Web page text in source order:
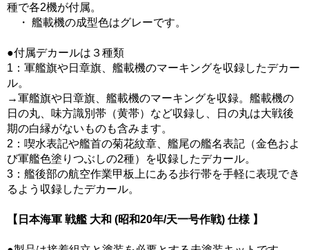
種で各2機が付属。
・ 艦載機の成型色はグレーです。
●付属デカールは３種類
1：軍艦旗や日章旗、艦載機のマーキングを収録したデカー
ル。
→軍艦旗や日章旗、艦載機のマーキングを収録。艦載機の
日の丸、味方識別帯（黄帯）など収録し、日の丸は大戦後
期の白縁がないものも含みます。
2：喫水表記や艦首の菊花紋章、艦尾の艦名表記（金色およ
び軍艦色塗りつぶしの2種）を収録したデカール。
3：艦後部の航空作業甲板上にある歩行帯を手軽に表現でき
るよう収録したデカール。
【日本海軍 戦艦 大和 (昭和20年/天一号作戦) 仕様 】